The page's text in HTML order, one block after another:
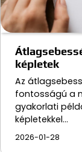
képletek
Az
fontosságú a
gyakorlati
képletekkel…
2026-01-28